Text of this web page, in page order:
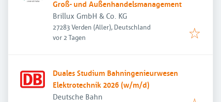
Groß- und Außenhandelsmanagement
Brillux GmbH & Co. KG
27283 Verden (Aller), Deutschland
Veröffentlicht
vor 2 Tagen
Duales Studium Bahningenieurwesen
Elektrotechnik 2026 (w/m/d)
Deutsche Bahn